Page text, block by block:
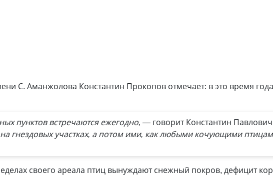
С. Аманжолова Константин Прокопов отмечает: в это время
пунктов встречаются ежегодно, — говорит Константин
гнездовых участках, а потом ими, как любыми кочующими
своего ареала птиц вынуждают снежный покров, дефицит